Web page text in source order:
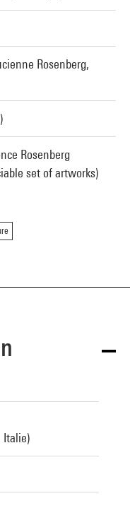
Rosenberg,
Rosenberg
set of artworks)
Italie)